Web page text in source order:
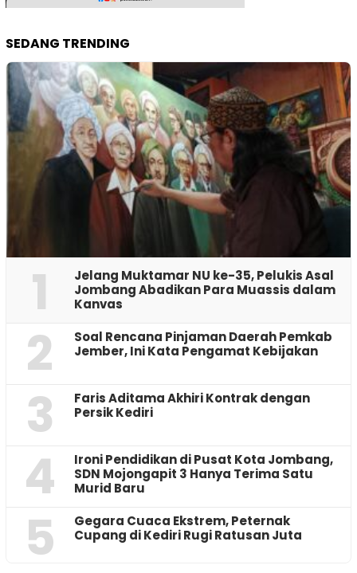
SEDANG TRENDING
1
Jelang Muktamar NU ke-35, Pelukis Asal
Jombang Abadikan Para Muassis dalam
Kanvas
2
‎Soal Rencana Pinjaman Daerah Pemkab
Jember, Ini Kata Pengamat Kebijakan ‎
3
Faris Aditama Akhiri Kontrak dengan
Persik Kediri
4
Ironi Pendidikan di Pusat Kota Jombang,
SDN Mojongapit 3 Hanya Terima Satu
Murid Baru
5
‎Gegara Cuaca Ekstrem, Peternak
Cupang di Kediri Rugi Ratusan Juta